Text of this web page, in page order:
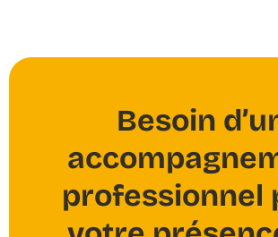
Besoin
professionnel